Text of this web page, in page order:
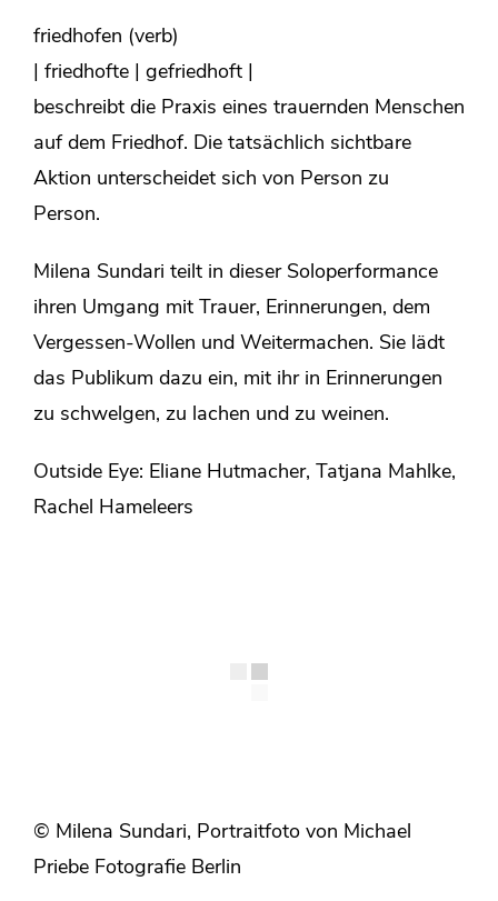
friedhofen (verb)
| friedhofte | gefriedhoft |
beschreibt die Praxis eines trauernden Menschen
auf dem Friedhof. Die tatsächlich sichtbare
Aktion unterscheidet sich von Person zu
Person.
Milena Sundari teilt in dieser Soloperformance
ihren Umgang mit Trauer, Erinnerungen, dem
Vergessen-Wollen und Weitermachen. Sie lädt
das Publikum dazu ein, mit ihr in Erinnerungen
zu schwelgen, zu lachen und zu weinen.
Outside Eye: Eliane Hutmacher, Tatjana Mahlke,
Rachel Hameleers
© Milena Sundari, Portraitfoto von Michael
Priebe Fotografie Berlin